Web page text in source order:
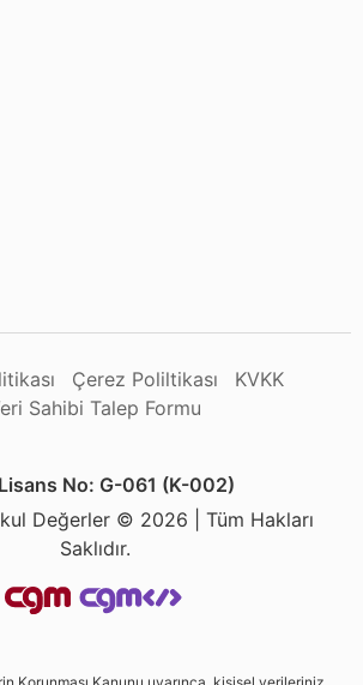
Çerez Poliltikası
KVKK
Sahibi Talep Formu
No: G-061 (K-002)
Değerler © 2026 | Tüm Hakları
Saklıdır.